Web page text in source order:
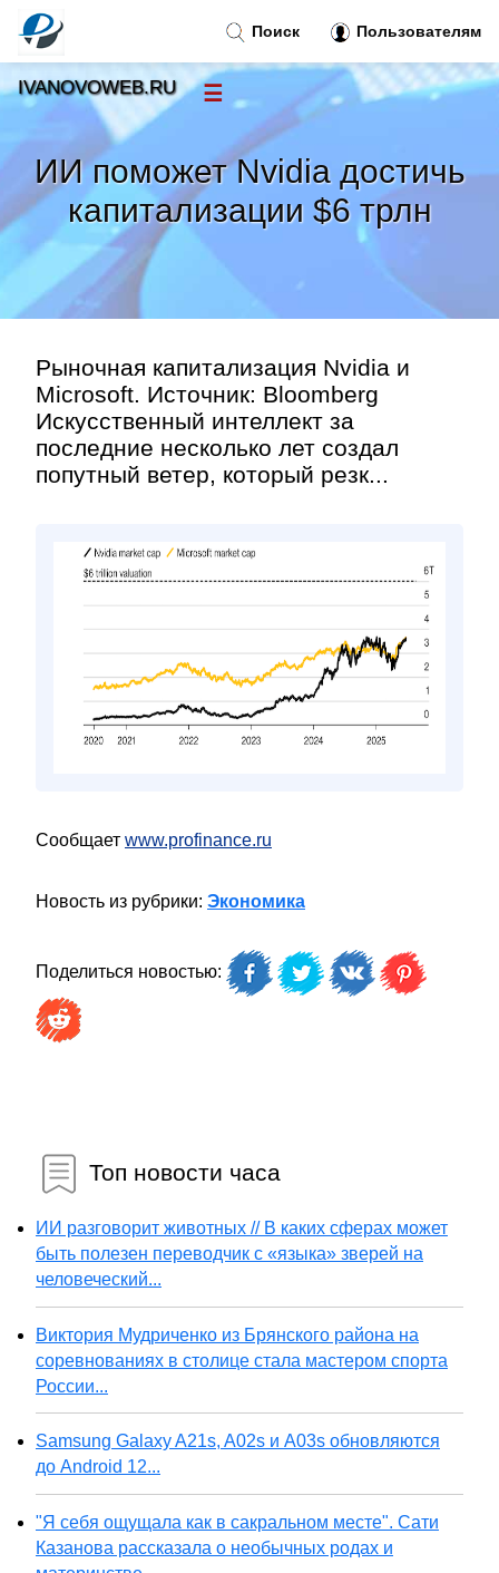
ИИ поможет Nvidia достичь
капитализации $6 трлн
Рыночная капитализация Nvidia и
Microsoft. Источник: Bloomberg
Искусственный интеллект за
последние несколько лет создал
попутный ветер, который резк...
Сообщает www.profinance.ru
Новость из рубрики: Экономика
Поделиться новостью:
Топ новости часа
ИИ разговорит животных // В каких сферах может
быть полезен переводчик с «языка» зверей на
человеческий...
Виктория Мудриченко из Брянского района на
соревнованиях в столице стала мастером спорта
России...
Samsung Galaxy A21s, A02s и A03s обновляются
до Android 12...
"Я себя ощущала как в сакральном месте". Сати
Казанова рассказала о необычных родах и
Поиск Пользователям
IVANOVOWEB.RU ☰
Новости
Тренды новостей»
Рубрики»
Правила»
Контакт »